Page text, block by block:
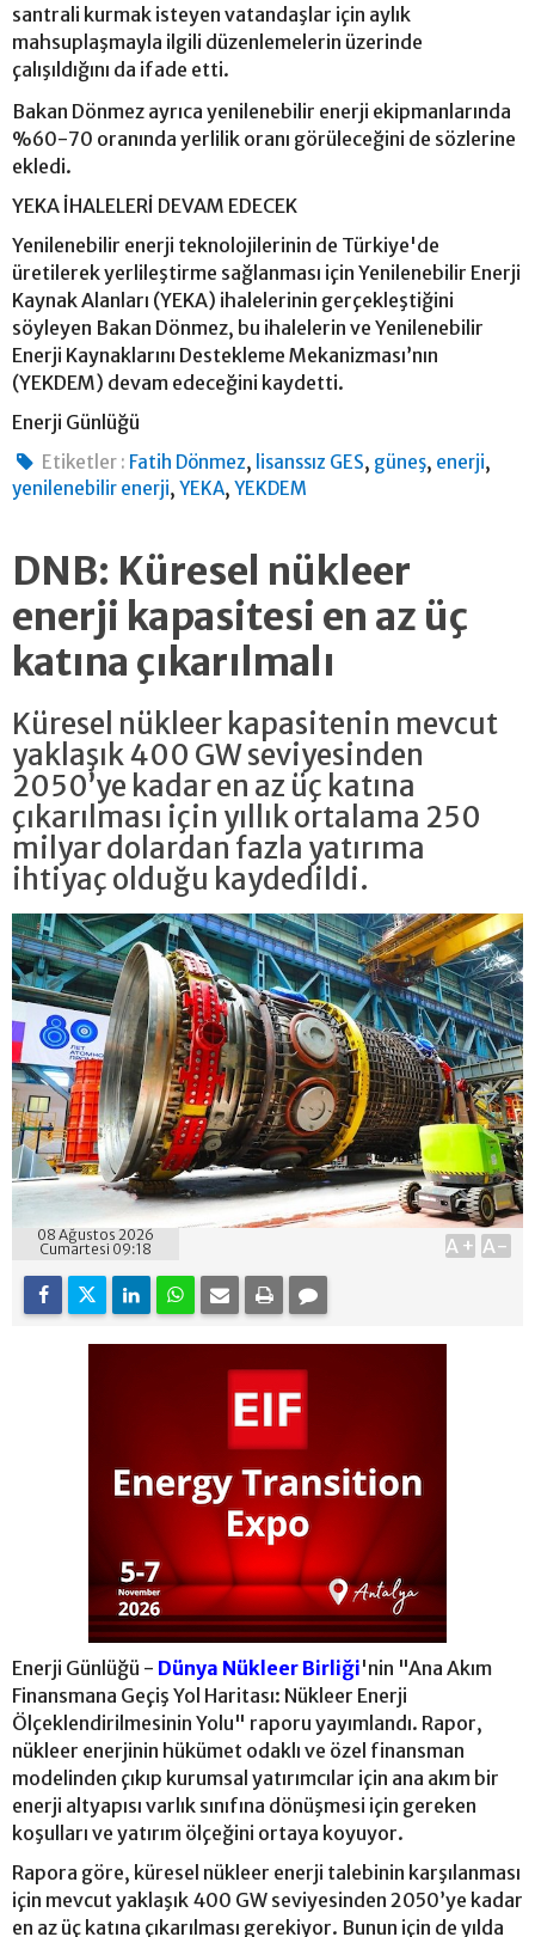
santrali kurmak isteyen vatandaşlar için aylık
mahsuplaşmayla ilgili düzenlemelerin üzerinde
çalışıldığını da ifade etti.
Bakan Dönmez ayrıca yenilenebilir enerji ekipmanlarında
%60-70 oranında yerlilik oranı görüleceğini de sözlerine
ekledi.
YEKA İHALELERİ DEVAM EDECEK
Yenilenebilir enerji teknolojilerinin de Türkiye'de
üretilerek yerlileştirme sağlanması için Yenilenebilir Enerji
Kaynak Alanları (YEKA) ihalelerinin gerçekleştiğini
söyleyen Bakan Dönmez, bu ihalelerin ve Yenilenebilir
Enerji Kaynaklarını Destekleme Mekanizması’nın
(YEKDEM) devam edeceğini kaydetti.
Enerji Günlüğü
Etiketler : Fatih Dönmez, lisanssız GES, güneş, enerji,
yenilenebilir enerji, YEKA, YEKDEM
DNB: Küresel nükleer
enerji kapasitesi en az üç
katına çıkarılmalı
Küresel nükleer kapasitenin mevcut
yaklaşık 400 GW seviyesinden
2050’ye kadar en az üç katına
çıkarılması için yıllık ortalama 250
milyar dolardan fazla yatırıma
ihtiyaç olduğu kaydedildi.
08 Ağustos 2026
Cumartesi 09:18
A+ A-
Enerji Günlüğü - Dünya Nükleer Birliği'nin "Ana Akım
Finansmana Geçiş Yol Haritası: Nükleer Enerji
Ölçeklendirilmesinin Yolu" raporu yayımlandı. Rapor,
nükleer enerjinin hükümet odaklı ve özel finansman
modelinden çıkıp kurumsal yatırımcılar için ana akım bir
enerji altyapısı varlık sınıfına dönüşmesi için gereken
koşulları ve yatırım ölçeğini ortaya koyuyor.
Rapora göre, küresel nükleer enerji talebinin karşılanması
için mevcut yaklaşık 400 GW seviyesinden 2050’ye kadar
en az üç katına çıkarılması gerekiyor. Bunun için de yılda